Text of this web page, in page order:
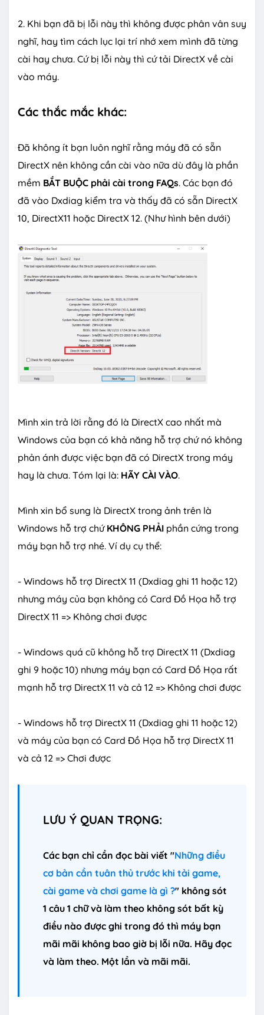
2. Khi bạn đã bị lỗi này thì không được phân vân suy
nghĩ, hay tìm cách lục lại trí nhớ xem mình đã từng
cài hay chưa. Cứ bị lỗi này thì cứ tải DirectX về cài
vào máy.
Các thắc mắc khác:
Đã không ít bạn luôn nghĩ rằng máy đã có sẵn
DirectX nên không cần cài vào nữa dù đây là phần
mềm BẮT BUỘC phải cài trong FAQs. Các bạn đó
đã vào Dxdiag kiểm tra và thấy đã có sẵn DirectX
10, DirectX11 hoặc DirectX 12. (Như hình bên dưới)
Mình xin trả lời rằng đó là DirectX cao nhất mà
Windows của bạn có khả năng hỗ trợ chứ nó không
phản ánh được việc bạn đã có DirectX trong máy
hay là chưa. Tóm lại là: HÃY CÀI VÀO.
Mình xin bổ sung là DirectX trong ảnh trên là
Windows hỗ trợ chứ KHÔNG PHẢI phần cứng trong
máy bạn hỗ trợ nhé. Ví dụ cụ thể:
- Windows hỗ trợ DirectX 11 (Dxdiag ghi 11 hoặc 12)
nhưng máy của bạn không có Card Đồ Họa hỗ trợ
DirectX 11 => Không chơi được
- Windows quá cũ không hỗ trợ DirectX 11 (Dxdiag
ghi 9 hoặc 10) nhưng máy bạn có Card Đồ Họa rất
mạnh hỗ trợ DirectX 11 và cả 12 => Không chơi được
- Windows hỗ trợ DirectX 11 (Dxdiag ghi 11 hoặc 12)
và máy của bạn có Card Đồ Họa hỗ trợ DirectX 11
và cả 12 => Chơi được
LƯU Ý QUAN TRỌNG:
Các bạn chỉ cần đọc bài viết "Những điều
cơ bản cần tuân thủ trước khi tải game,
cài game và chơi game là gì ?" không sót
1 câu 1 chữ và làm theo không sót bất kỳ
điều nào được ghi trong đó thì máy bạn
mãi mãi không bao giờ bị lỗi nữa. Hãy đọc
và làm theo. Một lần và mãi mãi.